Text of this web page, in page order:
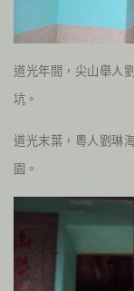
道光年間，尖山舉人
坑。
道光末葉，粵人劉琳
園。